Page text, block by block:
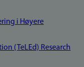
i Høyere
(TeLEd) Research